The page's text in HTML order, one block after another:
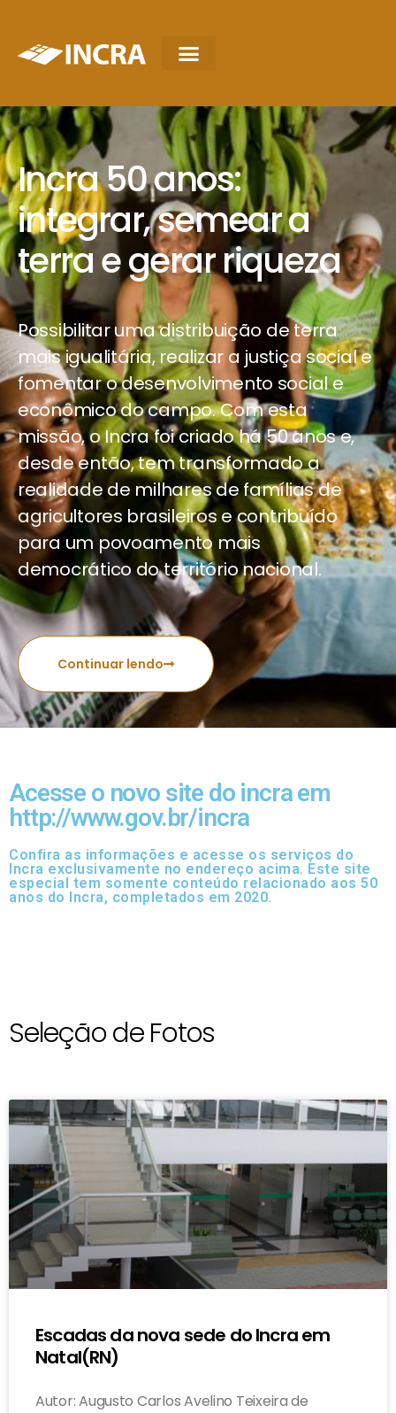
Incra 50 anos:
integrar, semear a
terra e gerar riqueza
Possibilitar uma distribuição de terra
mais igualitária, realizar a justiça social e
fomentar o desenvolvimento social e
econômico do campo. Com esta
missão, o Incra foi criado há 50 anos e,
desde então, tem transformado a
realidade de milhares de famílias de
agricultores brasileiros e contribuído
para um povoamento mais
democrático do território nacional.
Continuar lendo
Acesse o novo site do incra em
http://www.gov.br/incra
Confira as informações e acesse os serviços do
Incra exclusivamente no endereço acima. Este site
especial tem somente conteúdo relacionado aos 50
anos do Incra, completados em 2020.
Seleção de Fotos
Escadas da nova sede do Incra em
Natal(RN)
Autor: Augusto Carlos Avelino Teixeira de